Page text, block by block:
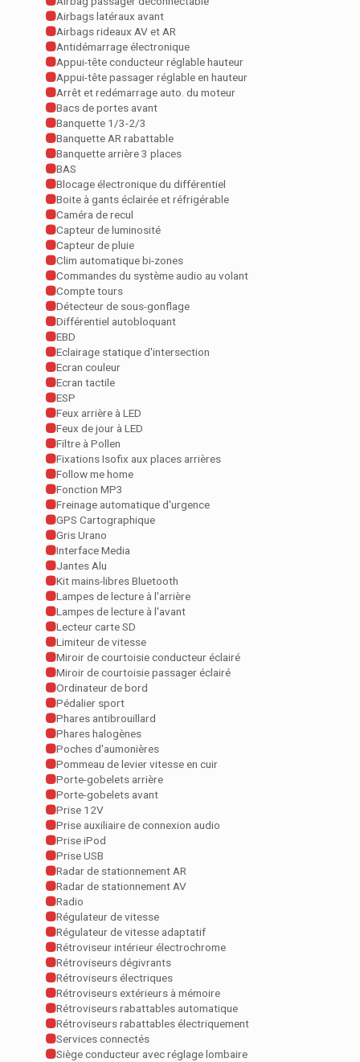
Airbags latéraux avant
Airbags rideaux AV et AR
Antidémarrage électronique
Appui-tête conducteur réglable hauteur
Appui-tête passager réglable en hauteur
Arrêt et redémarrage auto. du moteur
Bacs de portes avant
Banquette 1/3-2/3
Banquette AR rabattable
Banquette arrière 3 places
BAS
Blocage électronique du différentiel
Boite à gants éclairée et réfrigérable
Caméra de recul
Capteur de luminosité
Capteur de pluie
Clim automatique bi-zones
Commandes du système audio au volant
Compte tours
Détecteur de sous-gonflage
Différentiel autobloquant
EBD
Eclairage statique d'intersection
Ecran couleur
Ecran tactile
ESP
Feux arrière à LED
Feux de jour à LED
Filtre à Pollen
Fixations Isofix aux places arrières
Follow me home
Fonction MP3
Freinage automatique d'urgence
GPS Cartographique
Gris Urano
Interface Media
Jantes Alu
Kit mains-libres Bluetooth
Lampes de lecture à l'arrière
Lampes de lecture à l'avant
Lecteur carte SD
Limiteur de vitesse
Miroir de courtoisie conducteur éclairé
Miroir de courtoisie passager éclairé
Ordinateur de bord
Pédalier sport
Phares antibrouillard
Phares halogènes
Poches d'aumonières
Pommeau de levier vitesse en cuir
Porte-gobelets arrière
Porte-gobelets avant
Prise 12V
Prise auxiliaire de connexion audio
Prise iPod
Prise USB
Radar de stationnement AR
Radar de stationnement AV
Radio
Régulateur de vitesse
Régulateur de vitesse adaptatif
Rétroviseur intérieur électrochrome
Rétroviseurs dégivrants
Rétroviseurs électriques
Rétroviseurs extérieurs à mémoire
Rétroviseurs rabattables automatique
Rétroviseurs rabattables électriquement
Services connectés
Siège conducteur avec réglage lombaire